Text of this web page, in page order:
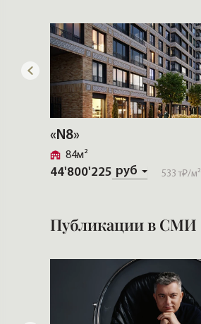
«N8»
44'800'225 руб 533 т₽/м²
84м²
Публикации в СМИ